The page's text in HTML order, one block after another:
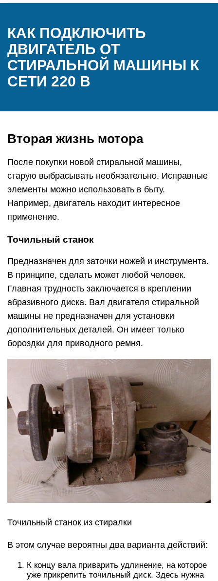
КАК ПОДКЛЮЧИТЬ
ДВИГАТЕЛЬ ОТ
СТИРАЛЬНОЙ МАШИНЫ К
СЕТИ 220 В
Вторая жизнь мотора
После покупки новой стиральной машины,
старую выбрасывать необязательно. Исправные
элементы можно использовать в быту.
Например, двигатель находит интересное
применение.
Точильный станок
Предназначен для заточки ножей и инструмента.
В принципе, сделать может любой человек.
Главная трудность заключается в креплении
абразивного диска. Вал двигателя стиральной
машины не предназначен для установки
дополнительных деталей. Он имеет только
бороздки для приводного ремня.
Точильный станок из стиралки
В этом случае вероятны два варианта действий:
К концу вала приварить удлинение, на которое
уже прикрепить точильный диск. Здесь нужна